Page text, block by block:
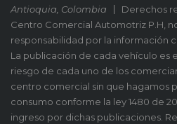
Antioquia, Colombia
Derechos
Centro Comercial Automotriz P.H,
responsabilidad por la información
La publicación de cada vehículo es
riesgo de cada uno de los
centro comercial sin que hagamos
consumo conforme la ley 1480 de
ingreso por dichas publicaciones.